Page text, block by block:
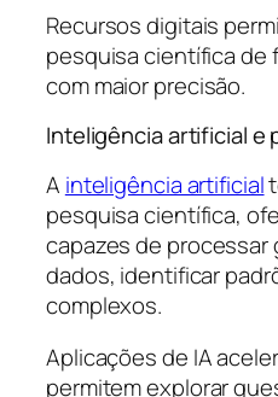
Recursos digitais
pesquisa científica de
com maior precisão.
Inteligência artificial e
A inteligência artificial
pesquisa científica,
capazes de processar
dados, identificar
complexos.
Aplicações de IA
permitem explorar